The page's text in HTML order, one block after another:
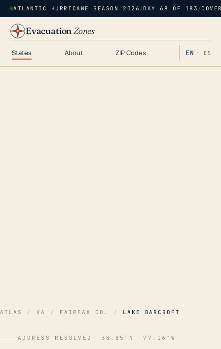
ATLANTIC HURRICANE SEASON 2026 /DAY 68 OF 183 /
EvacuationZones
States About ZIP Codes EN · ES
ATLAS / VA / FAIRFAX CO. / LAKE BARCROFT
ADDRESS RESOLVED · 38.85°N -77.16°W